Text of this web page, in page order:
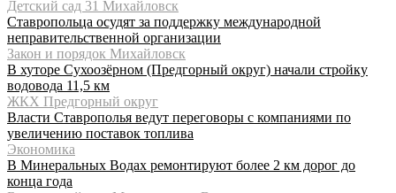
Детский сад 31 Михайловск
Ставропольца осудят за поддержку международной
неправительственной организации
Закон и порядок Михайловск
В хуторе Сухоозёрном (Предгорный округ) начали стройку
водовода 11,5 км
ЖКХ Предгорный округ
Власти Ставрополья ведут переговоры с компаниями по
увеличению поставок топлива
Экономика
В Минеральных Водах ремонтируют более 2 км дорог до
конца года